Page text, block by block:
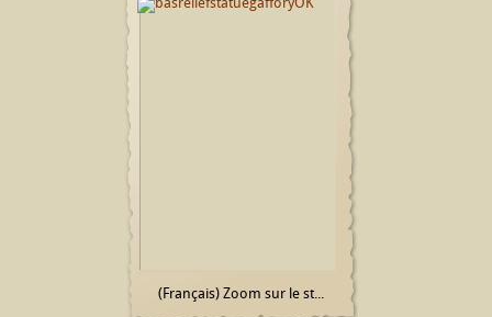
(Français) Zoom sur le st...